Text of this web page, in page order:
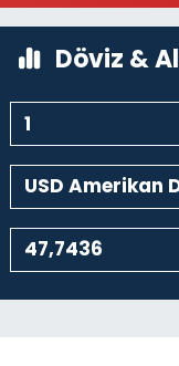
Döviz &